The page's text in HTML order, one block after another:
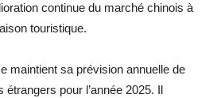
continue du marché chinois à
touristique.
maintient sa prévision annuelle de
pour l’année 2025. Il